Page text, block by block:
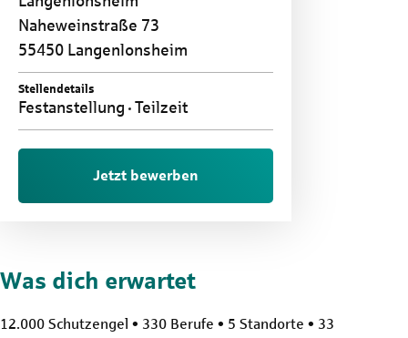
Naheweinstraße 73
55450 Langenlonsheim
Stellendetails
Festanstellung Teilzeit
Jetzt bewerben
Was dich erwartet
12.000 Schutzengel • 330 Berufe • 5 Standorte • 33